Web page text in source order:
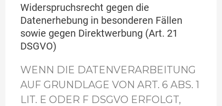
Widerspruchsrecht gegen die
Datenerhebung in besonderen Fällen
sowie gegen Direktwerbung (Art. 21
DSGVO)
WENN DIE DATENVERARBEITUNG
AUF GRUNDLAGE VON ART. 6 ABS. 1
LIT. E ODER F DSGVO ERFOLGT,